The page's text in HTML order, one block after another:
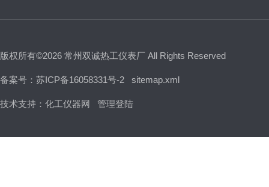
版权所有©2026 常州双诚热工仪表厂 All Rights Reserved
备案号：苏ICP备16058331号-2 sitemap.xml
技术支持： 化工仪器网 管理登陆